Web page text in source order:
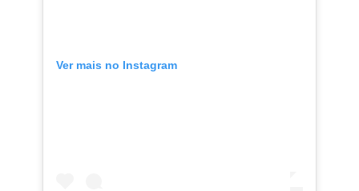
Ver mais no Instagram